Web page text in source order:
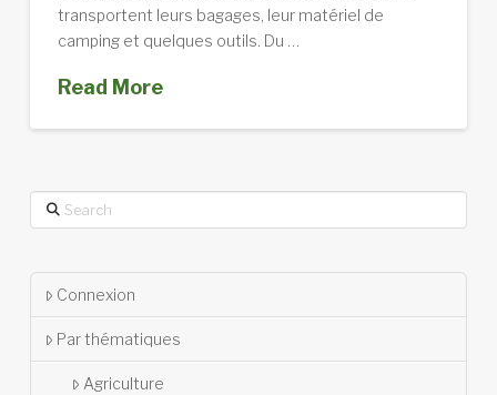
transportent leurs bagages, leur matériel de
camping et quelques outils. Du …
Read More
Search
Connexion
Par thématiques
Agriculture